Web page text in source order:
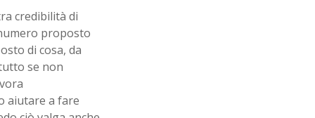
credibilità di
proposto
di cosa, da
se non
aiutare a fare